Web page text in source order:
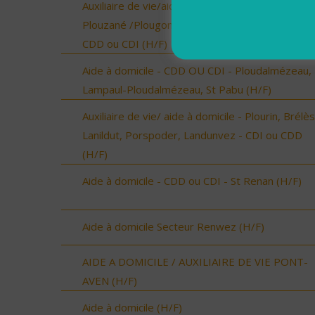
Auxiliaire de vie/aide à domicile - Locmaria-
Plouzané /Plougonvelin/Le Conquet/Trébabu -
CDD ou CDI (H/F)
Aide à domicile - CDD OU CDI - Ploudalmézeau,
Lampaul-Ploudalmézeau, St Pabu (H/F)
Auxiliaire de vie/ aide à domicile - Plourin,
Lanildut, Porspoder, Landunvez - CDI ou CDD
(H/F)
Aide à domicile - CDD ou CDI - St Renan (H/F)
Aide à domicile Secteur Renwez (H/F)
AIDE A DOMICILE / AUXILIAIRE DE VIE PONT-
AVEN (H/F)
Aide à domicile (H/F)